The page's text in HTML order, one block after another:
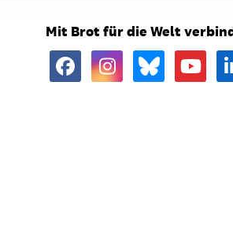
Mit Brot für die Welt